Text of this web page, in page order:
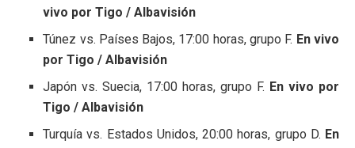
vivo por Tigo / Albavisión
Túnez vs. Países Bajos, 17:00 horas, grupo F. En vivo
por Tigo / Albavisión
Japón vs. Suecia, 17:00 horas, grupo F. En vivo por
Tigo / Albavisión
Turquía vs. Estados Unidos, 20:00 horas, grupo D. En